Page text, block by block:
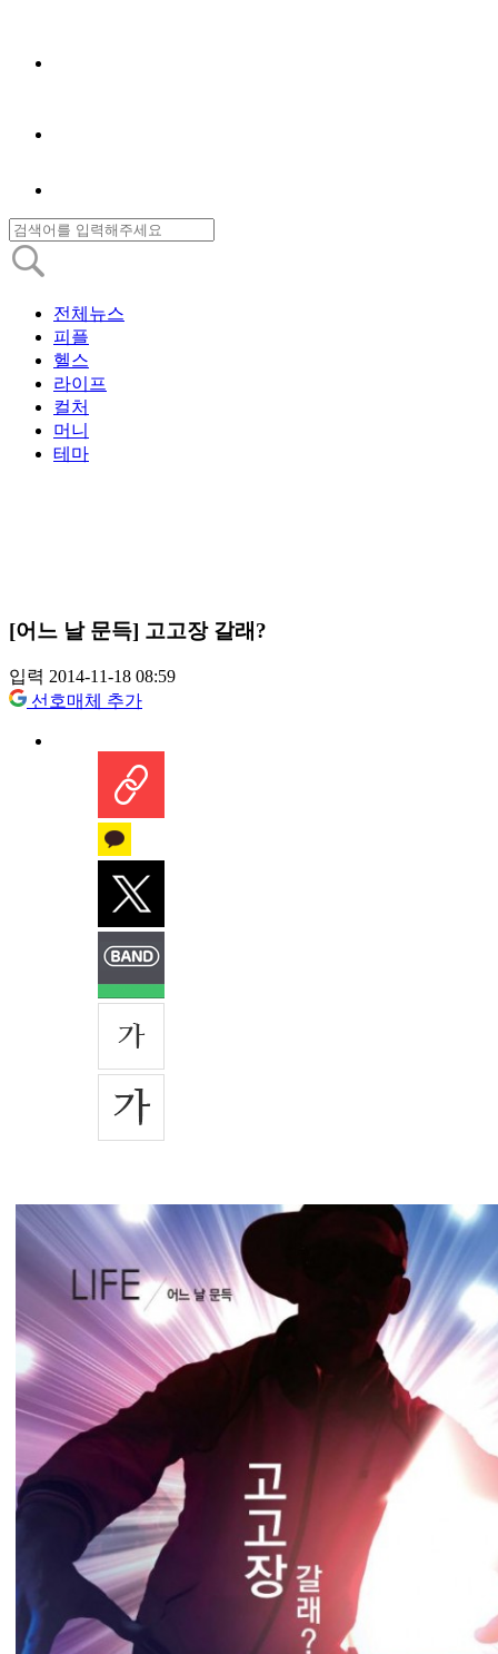
전체뉴스
피플
헬스
라이프
컬처
머니
테마
[어느 날 문득] 고고장 갈래?
입력 2014-11-18 08:59
선호매체 추가